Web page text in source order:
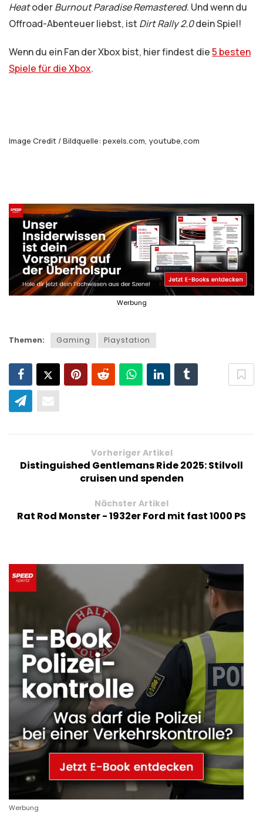
HeatoderBurnout Paradise Remastered. Und wenn du
Offroad-Abenteuer liebst, ist Dirt Rally 2.0dein Spiel!
Wenn du ein Fan der Xbox bist, hier findest die5 besten
Spiele für die Xbox.
Image Credit / Bildquelle: pexels.com, youtube,com
Themen: Gaming Playstation
Vorheriger Artikel
Distinguished Gentlemans Ride 2025: Stilvoll
cruisen und spenden
Nächster Artikel
Rat Rod Monster - 1932er Ford mit fast 1000 PS
Werbung